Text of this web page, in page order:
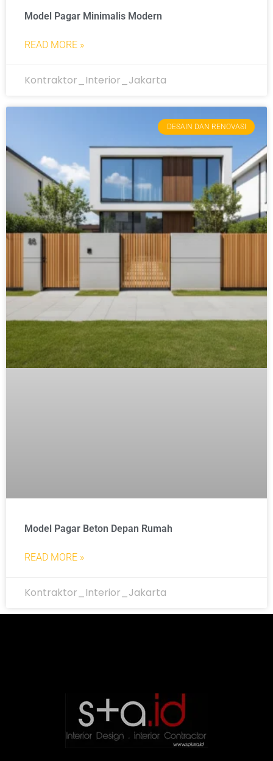
Model Pagar Minimalis Modern
READ MORE »
Kontraktor_Interior_Jakarta
DESAIN DAN RENOVASI
Model Pagar Beton Depan Rumah
READ MORE »
Kontraktor_Interior_Jakarta